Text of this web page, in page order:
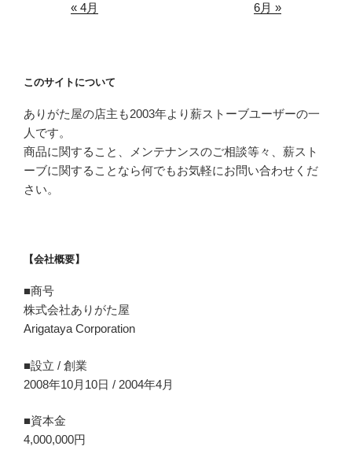
« 4月 6月 »
このサイトについて
ありがた屋の店主も2003年より薪ストーブユーザーの一
人です。
商品に関すること、メンテナンスのご相談等々、薪スト
ーブに関することなら何でもお気軽にお問い合わせくだ
さい。
【会社概要】
■商号
株式会社ありがた屋
Arigataya Corporation
■設立 / 創業
2008年10月10日 / 2004年4月
■資本金
4,000,000円